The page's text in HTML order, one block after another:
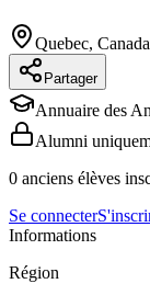
Quebec, Canada
Partager
Annuaire des
Alumni
0 anciens élèves
Se connecter
Informations
Région